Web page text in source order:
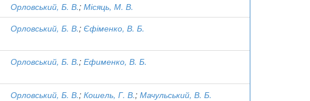
Орловський, Б. В.; Місяць, М. В.
Орловський, Б. В.; Єфіменко, В. Б.
Орловський, Б. В.; Ефименко, В. Б.
Орловський, Б. В.; Кошель, Г. В.; Мачульський, В. Б.